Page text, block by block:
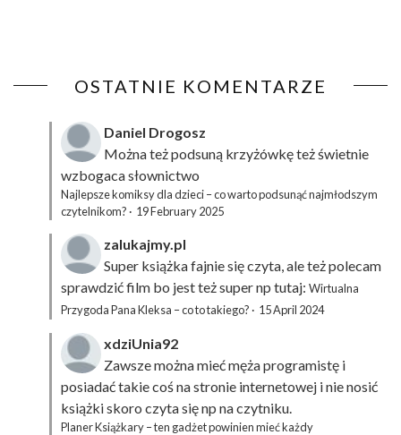
OSTATNIE KOMENTARZE
Daniel Drogosz
Można też podsuną krzyżówkęteż świetnie
wzbogaca słownictwo
Najlepsze komiksy dla dzieci – co warto podsunąć najmłodszym
czytelnikom? · 19 February 2025
zalukajmy.pl
Super książka fajnie się czyta, ale też polecam
sprawdzić film bo jest też super np tutaj: Wirtualna
Przygoda Pana Kleksa – co to takiego? · 15 April 2024
xdziUnia92
Zawsze można mieć męża programistę i
posiadać takie coś na stronie internetowej i nie nosić
książki skoro czyta się np na czytniku.
Planer Książkary – ten gadżet powinien mieć każdy